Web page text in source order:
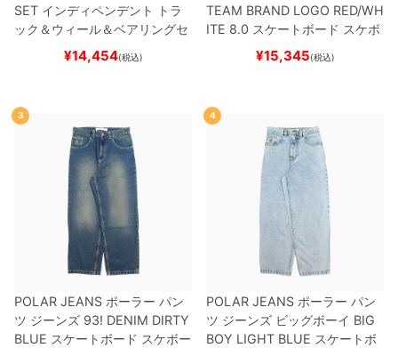
SET インディペンデント
トラ
ック＆ウィール＆ベアリングセ
（トリック用）
ード スケボー
¥14,454(税込)
TEAM BRAND LOGO RED/WH
ITE 8.0 スケートボード スケボ
¥15,345(税込)
3
POLAR JEANS ポーラー パン
ツ ジーンズ 93! DENIM DIRTY
BLUE スケートボード スケボー
4
POLAR JEANS ポーラー パン
ツ ジーンズ ビッグボーイ BIG
BOY LIGHT BLUE スケートボ